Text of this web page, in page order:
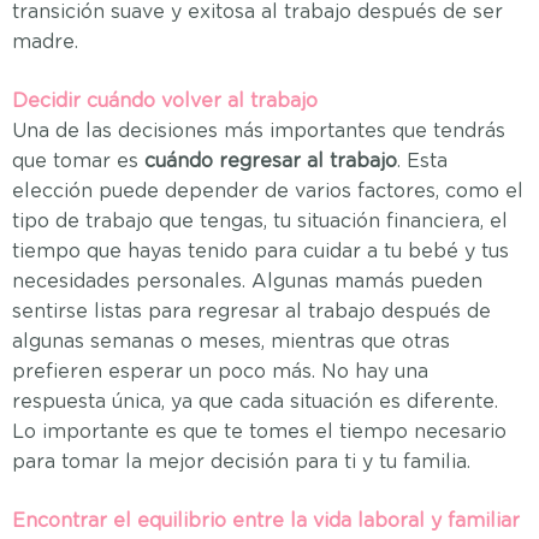
transición suave y exitosa al trabajo después de ser
madre.
Decidir cuándo volver al trabajo
Una de las decisiones más importantes que tendrás
que tomar es cuándo regresar al trabajo. Esta
elección puede depender de varios factores, como el
tipo de trabajo que tengas, tu situación financiera, el
tiempo que hayas tenido para cuidar a tu bebé y tus
necesidades personales. Algunas mamás pueden
sentirse listas para regresar al trabajo después de
algunas semanas o meses, mientras que otras
prefieren esperar un poco más. No hay una
respuesta única, ya que cada situación es diferente.
Lo importante es que te tomes el tiempo necesario
para tomar la mejor decisión para ti y tu familia.
Encontrar el equilibrio entre la vida laboral y familiar